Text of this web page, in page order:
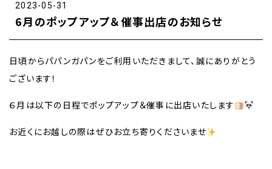
2023-05-31
6月のポップアップ＆催事出店のお知らせ
日頃からパパンガパンをご利用いただきまして、誠にありがとう
ございます！
６月は以下の日程でポップアップ＆催事に出店いたします
お近くにお越しの際はぜひお立ち寄りくださいませ